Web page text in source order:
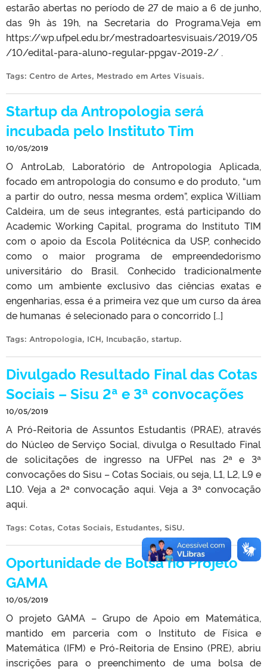
estarão abertas no período de 27 de maio a 6 de junho,
das 9h às 19h, na Secretaria do Programa.Veja em
https://wp.ufpel.edu.br/mestradoartesvisuais/2019/05
/10/edital-para-aluno-regular-ppgav-2019-2/ .
Tags: Centro de Artes, Mestrado em Artes Visuais.
Startup da Antropologia será
incubada pelo Instituto Tim
10/05/2019
O AntroLab, Laboratório de Antropologia Aplicada,
focado em antropologia do consumo e do produto, “um
a partir do outro, nessa mesma ordem”, explica William
Caldeira, um de seus integrantes, está participando do
Academic Working Capital, programa do Instituto TIM
com o apoio da Escola Politécnica da USP, conhecido
como o maior programa de empreendedorismo
universitário do Brasil. Conhecido tradicionalmente
como um ambiente exclusivo das ciências exatas e
engenharias, essa é a primeira vez que um curso da área
de humanas é selecionado para o concorrido […]
Tags: Antropologia, ICH, Incubação, startup.
Divulgado Resultado Final das Cotas
Sociais – Sisu 2ª e 3ª convocações
10/05/2019
A Pró-Reitoria de Assuntos Estudantis (PRAE), através
do Núcleo de Serviço Social, divulga o Resultado Final
de solicitações de ingresso na UFPel nas 2ª e 3ª
convocações do Sisu – Cotas Sociais, ou seja, L1, L2, L9 e
L10. Veja a 2ª convocação aqui. Veja a 3ª convocação
aqui.
Tags: Cotas, Cotas Sociais, Estudantes, SiSU.
Oportunidade de Bolsa no Projeto
GAMA
10/05/2019
O projeto GAMA – Grupo de Apoio em Matemática,
mantido em parceria com o Instituto de Física e
Matemática (IFM) e Pró-Reitoria de Ensino (PRE), abriu
inscrições para o preenchimento de uma bolsa de